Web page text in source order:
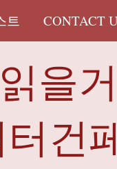
트 CONTACT
을
건